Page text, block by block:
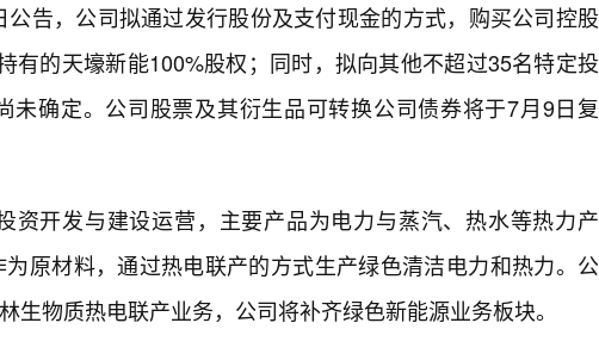
公告，公司拟通过发行股份及支付现金的方式，购买公司控股
有的天壕新能100%股权；同时，拟向其他不超过35名特定投
确定。公司股票及其衍生品可转换公司债券将于7月9日复
资开发与建设运营，主要产品为电力与蒸汽、热水等热力产
原材料，通过热电联产的方式生产绿色清洁电力和热力。公
物质热电联产业务，公司将补齐绿色新能源业务板块。